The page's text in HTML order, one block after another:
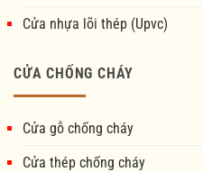
Cửa nhựa lõi thép (Upvc)
CỬA CHỐNG CHÁY
Cửa gỗ chống cháy
Cửa thép chống cháy